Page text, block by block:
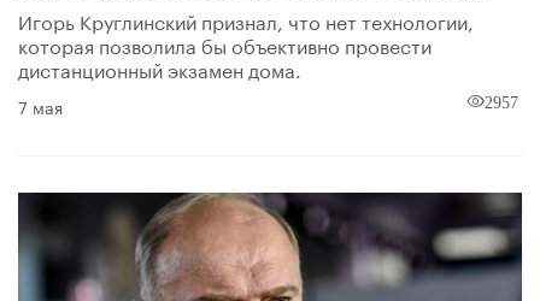
Игорь Круглинский признал, что нет технологии,
которая позволила бы объективно провести
дистанционный экзамен дома.
7 мая 2957